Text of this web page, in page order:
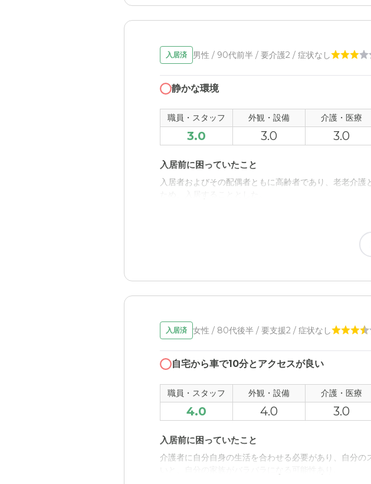
アースの介護付き 有料老人ホーム でらいと島田の評
衛生的な環境であったことと、職員の人たちがいつも
職員・スタッフ・他入居者の雰囲気について
いつも気持ち良い挨拶をしてくれました。他の入居者の
外観・内装・居室・設備について
建物も立派でよかった。すぐ目の前に大きなスーパー
入居済 男性 / 90代前半 / 要介護2 / 症状なし
静かな環境
職員・スタッフ 外観・設備 介護・医療
3.0 3.0 3.0
入居前に困っていたこと
入居者およびその配偶者ともに高齢者であり、老老介
老老介護の対象者が入居したことにより、入居しない
アースの介護付き 有料老人ホーム でらいと島田の評
立地地点が、居住地の近郊であり、訪問することに支
職員・スタッフ・他入居者の雰囲気について
外観・内装・居室・設備について
施設の外観や内装、居室に対して受けた印象については
介護医療サービスについて
介護・医療さーびんに対しての印象は、普通であり、こ
入居済 女性 / 80代後半 / 要支援2 / 症状なし
自宅から車で10分とアクセスが良い
職員・スタッフ 外観・設備 介護・医療
4.0 4.0 3.0
入居前に困っていたこと
介護者に自分自身の生活を合わせる必要があり、自分